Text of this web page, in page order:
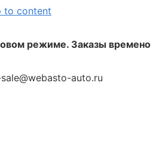
to content
режиме. Заказы времено
auto.ru